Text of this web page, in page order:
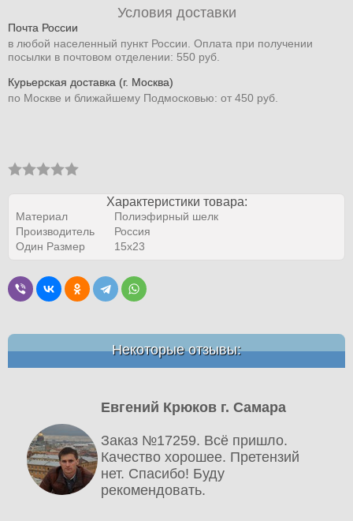
Условия доставки
Почта России
в любой населенный пункт России. Оплата при получении
посылки в почтовом отделении: 550 руб.
Курьерская доставка (г. Москва)
по Москве и ближайшему Подмосковью: от 450 руб.
Характеристики товара:
Материал
Полиэфирный шелк
Производитель
Россия
Один Размер
15х23
Некоторые отзывы:
Евгений Крюков г. Самара
Заказ №17259. Всё пришло.
Качество хорошее. Претензий
нет. Спасибо! Буду
рекомендовать.